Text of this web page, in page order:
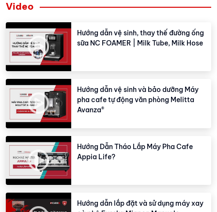
Video
Hướng dẫn vệ sinh, thay thế đường ống
sữa NC FOAMER | Milk Tube, Milk Hose
Hướng dẫn vệ sinh và bảo dưỡng Máy
pha cafe tự động văn phòng Melitta
Avanza®
Hướng Dẫn Tháo Lắp Máy Pha Cafe
Appia Life?
Hướng dẫn lắp đặt và sử dụng máy xay